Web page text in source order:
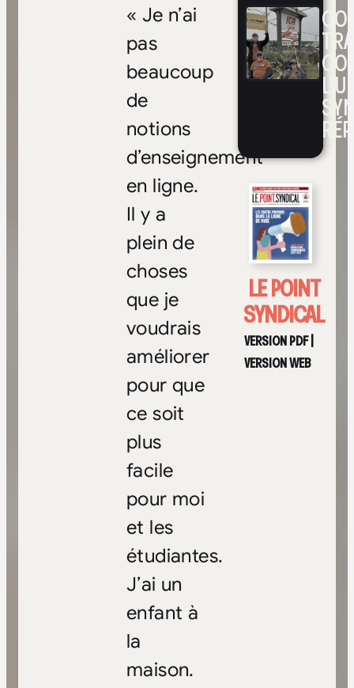
LE POINT
SYNDICAL
VERSION PDF|
VERSION WEB
« Je n’ai
pas
beaucoup
de
notions
d’enseignement
en ligne.
Il y a
plein de
choses
que je
voudrais
améliorer
pour que
ce soit
plus
facile
pour moi
et les
étudiantes.
J’ai un
enfant à
la
maison.